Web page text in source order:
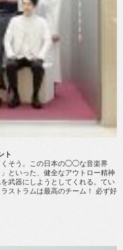
ト
くそう。この日本の◯◯な音楽界
といった、健全なアウトロー精神
武器にしようとしてくれる。てい
ストラムは最高のチーム！ 必ず好